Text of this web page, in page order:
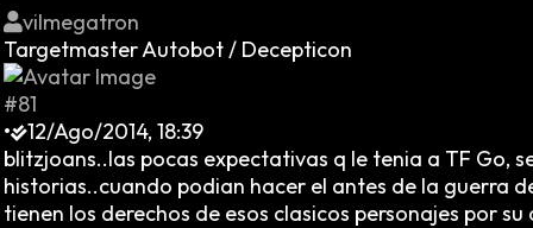
vilmegatron
Targetmaster Autobot / Decepticon
#81
•
12/Ago/2014, 18:39
blitzjoans..las pocas expectativas q le tenia a TF Go,
historias..cuando podian hacer el antes de la guerra
tienen los derechos de esos clasicos personajes por su